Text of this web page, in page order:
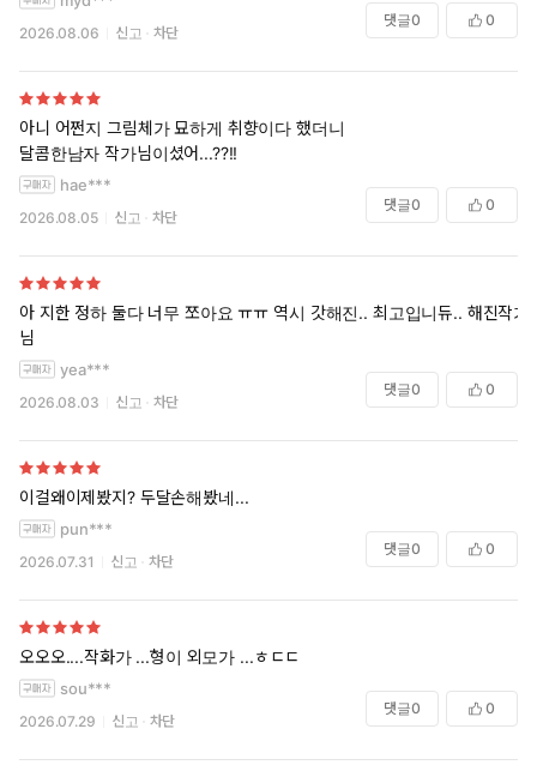
2026.08.06 신고 차단
댓글0 0
아니 어쩐지 그림체가 묘하게 취향이다 했더니
달콤한남자 작가님이셨어...??!!
hae***
2026.08.05 신고 차단
댓글0 0
아 지한 정하 둘다 너무 쪼아요 ㅠㅠ 역시 갓해진.. 최고입니듀.. 해진작가
님
yea***
2026.08.03 신고 차단
댓글0 0
이걸왜이제봤지? 두달손해봤네...
pun***
2026.07.31 신고 차단
댓글0 0
오오오....작화가 ...형이 외모가 ...ㅎㄷㄷ
sou***
2026.07.29 신고 차단
댓글0 0